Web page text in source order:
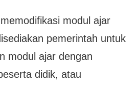
modul ajar
pemerintah untuk
modul ajar dengan
didik, atau